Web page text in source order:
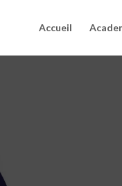
Accueil